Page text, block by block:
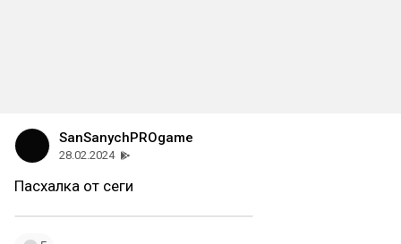
SanSanychPROgame
28.02.2024
Пасхалка от сеги